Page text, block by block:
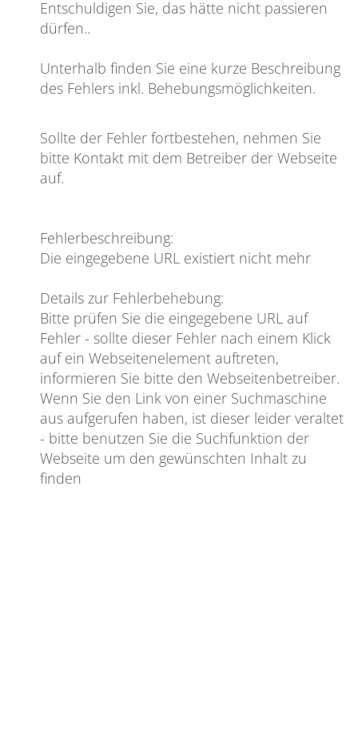
Entschuldigen Sie, das hätte nicht passieren
dürfen..
Unterhalb finden Sie eine kurze Beschreibung
des Fehlers inkl. Behebungsmöglichkeiten.
Sollte der Fehler fortbestehen, nehmen Sie
bitte Kontakt mit dem Betreiber der Webseite
auf.
Fehlerbeschreibung:
Die eingegebene URL existiert nicht mehr
Details zur Fehlerbehebung:
Bitte prüfen Sie die eingegebene URL auf
Fehler - sollte dieser Fehler nach einem Klick
auf ein Webseitenelement auftreten,
informieren Sie bitte den Webseitenbetreiber.
Wenn Sie den Link von einer Suchmaschine
aus aufgerufen haben, ist dieser leider veraltet
- bitte benutzen Sie die Suchfunktion der
Webseite um den gewünschten Inhalt zu
finden